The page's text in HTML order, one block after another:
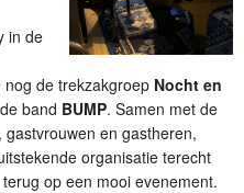
in de
nog de trekzakgroep Nocht en
band BUMP. Samen met de
gastvrouwen en gastheren,
organisatie terecht
op een mooi evenement.